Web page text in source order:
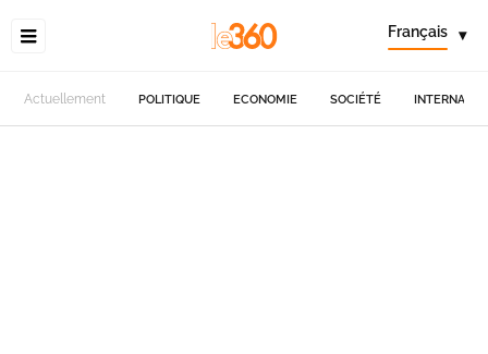
Français ▾
Actuellement POLITIQUE ECONOMIE SOCIÉTÉ